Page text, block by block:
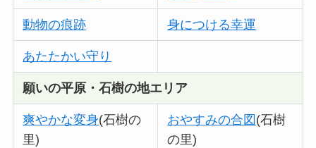
動物の痕跡 身につける幸運
あたたかい守り
願いの平原・石樹の地エリア
爽やかな変身(石樹の
里)
おやすみの合図 (石樹
の里)